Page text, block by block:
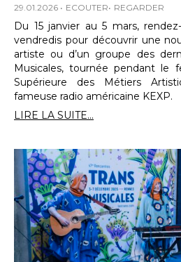
29.01.2026 ECOUTER REGARDER
Du 15 janvier au 5 mars,
vendredis pour découvrir une
artiste ou d’un groupe des
Musicales, tournée pendant le
Supérieure des Métiers
fameuse radio américaine KEXP.
LIRE LA SUITE...